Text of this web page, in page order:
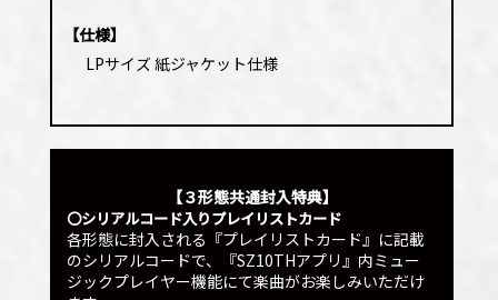
【仕様】
LPサイズ 紙ジャケット仕様
【３形態共通封入特典】
〇シリアルコード入りプレイリストカード
各形態に封入される『プレイリストカード』に記載
のシリアルコードで、『SZ10THアプリ』内ミュー
ジックプレイヤー機能にて楽曲がお楽しみいただけ